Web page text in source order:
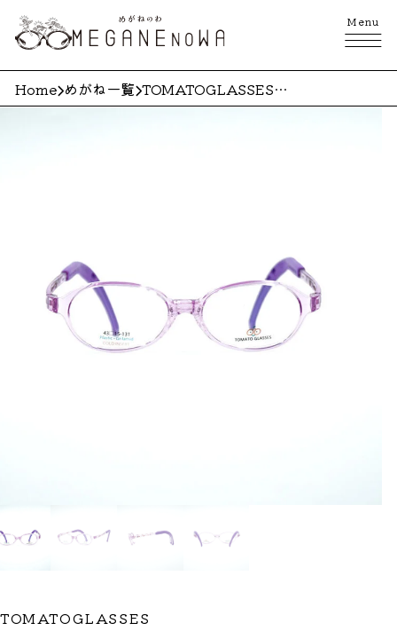
Menu
Home めがね一覧 TOMATOGLASSESTKAC510PURPLEUNICORN
TOMATOGLASSES